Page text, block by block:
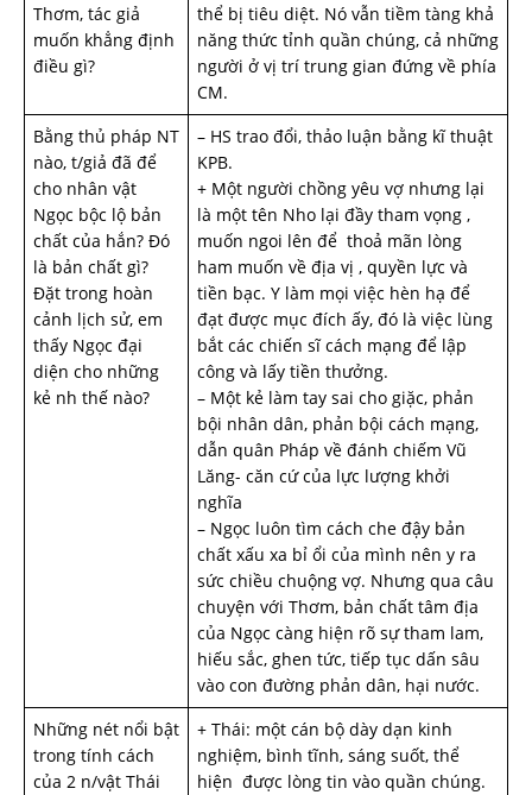
Thơm, tác giả
muốn khẳng định
điều gì?
thể bị tiêu diệt. Nó vẫn tiềm tàng khả
năng thức tỉnh quần chúng, cả những
người ở vị trí trung gian đứng về phía
CM.
Bằng thủ pháp NT
nào, t/giả đã để
cho nhân vật
Ngọc bộc lộ bản
chất của hắn? Đó
là bản chất gì?
Đặt trong hoàn
cảnh lịch sử, em
thấy Ngọc đại
diện cho những
kẻ nh­ thế nào?
– HS trao đổi, thảo luận bằng kĩ thuật
KPB.
+ Một ng­ười chồng yêu vợ như­ng lại
là một tên Nho lại đầy tham vọng ,
muốn ngoi lên để thoả mãn lòng
ham muốn về địa vị , quyền lực và
tiền bạc. Y làm mọi việc hèn hạ để
đạt đư­ợc mục đích ấy, đó là việc lùng
bắt các chiến sĩ cách mạng để lập
công và lấy tiền thưởng.
– Một kẻ làm tay sai cho giặc, phản
bội nhân dân, phản bội cách mạng,
dẫn quân Pháp về đánh chiếm Vũ
Lăng- căn cứ của lực lượng khởi
nghĩa
– Ngọc luôn tìm cách che đậy bản
chất xấu xa bỉ ổi của mình nên y ra
sức chiều chuộng vợ. Nhưng qua câu
chuyện với Thơm, bản chất tâm địa
của Ngọc càng hiện rõ sự tham lam,
hiếu sắc, ghen tức, tiếp tục dấn sâu
vào con đường phản dân, hại nước.
Những nét nổi bật
trong tính cách
của 2 n/vật Thái
+ Thái: một cán bộ dày dạn kinh
nghiệm, bình tĩnh, sáng suốt, thể
hiện được lòng tin vào quần chúng.